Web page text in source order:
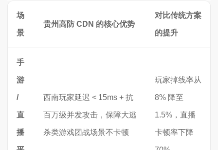
场
景
贵州高防 CDN 的核心优势
对比传统方案
的提升
手
游
/
直
播
西南玩家延迟 < 15ms + 抗
百万级并发攻击，保障大逃
杀类游戏团战场景不卡顿
玩家掉线率从
8% 降至
1.5%，直播
卡顿率下降